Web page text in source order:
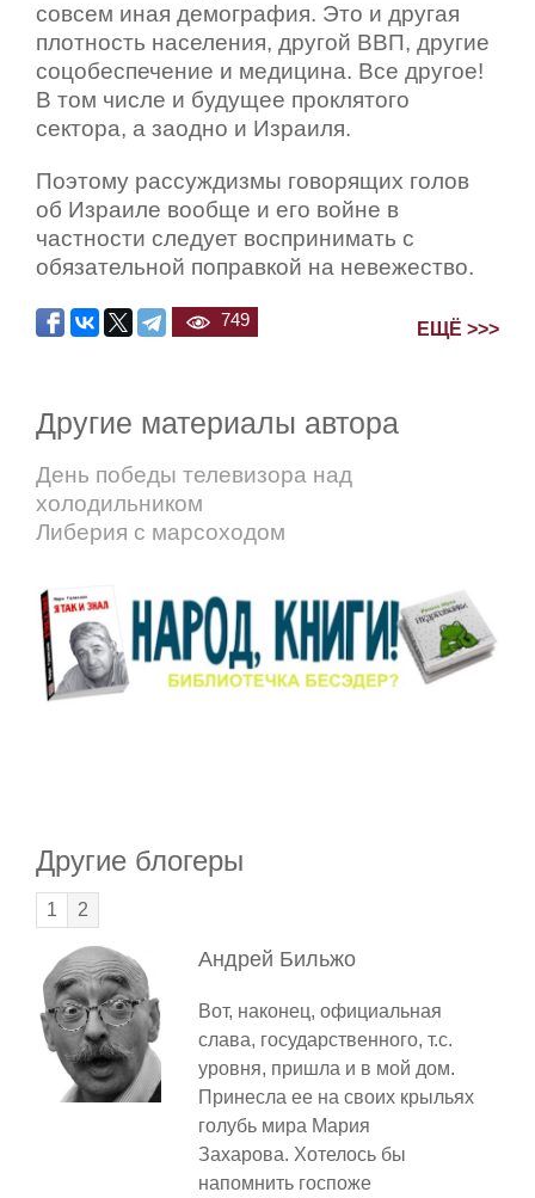
совсем иная демография. Это и другая
плотность населения, другой ВВП, другие
соцобеспечение и медицина. Все другое!
В том числе и будущее проклятого
сектора, а заодно и Израиля.
Поэтому рассуждизмы говорящих голов
об Израиле вообще и его войне в
частности следует воспринимать с
обязательной поправкой на невежество.
749 ЕЩЁ >>>
Другие материалы автора
День победы телевизора над
холодильником
Либерия с марсоходом
Другие блогеры
1 2
Андрей Бильжо
Вот, наконец, официальная
слава, государственного, т.с.
уровня, пришла и в мой дом.
Принесла ее на своих крыльях
голубь мира Мария
Захарова. Хотелось бы
напомнить госпоже